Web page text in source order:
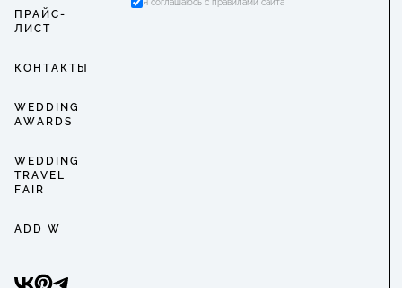
ПРАЙС-
ЛИСТ
КОНТАКТЫ
WEDDING
AWARDS
WEDDING
TRAVEL
FAIR
ADD W
Я соглашаюсь с правилами сайта